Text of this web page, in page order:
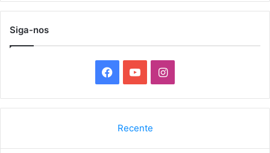
Siga-nos
a
o
I
n
Recente